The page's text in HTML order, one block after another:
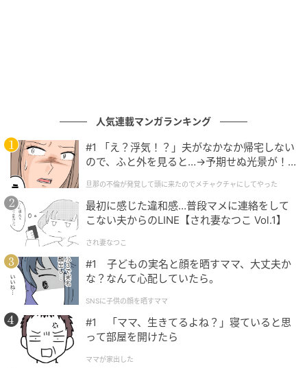
も前を向いて進んでいきたいと思います。
◇ ◇ ◇
肩書きや立場を見て態度を変えるような関係は、いず
れ信頼を失ってしまうもの。相手を条件だけで判断せ
ず、その人自身と向き合う姿勢を大切にしたいです
ね。
【取材時期：2026年5月】
※本記事は、ベビーカレンダーに寄せられた体験談を
もとに作成しています。取材対象者の個人が特定され
ないよう固有名詞などに変更を加えながら構成してい
ます。
人気連載マンガランキング
#1 「え？浮気！？」夫がなかなか帰宅しない
ので、ふと外を見ると…→予期せぬ光景が！
クチャにしてやった
旦那の不倫が発覚して頭に来たのでメチャクチャにしてやった
最初に感じた違和感…普段マメに連絡をして
こない夫からのLINE【され妻なつこ Vol.1】
され妻なつこ
#1 子どもの実名と顔を晒すママ、大丈夫か
な？なんて心配していたら。
SNSに子供の顔を晒すママ
#1 「ママ、生きてるよね？」寝ていると思
って部屋を開けたら
ママが家出した